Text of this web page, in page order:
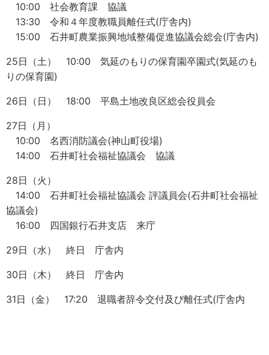
10:00 社会教育課 協議
13:30 令和４年度教職員離任式(庁舎内)
15:00 石井町農業振興地域整備促進協議会総会(庁舎内)
25日（土） 10:00 気延のもりの保育園卒園式(気延のも
りの保育園)
26日（日） 18:00 平島土地改良区総会役員会
27日（月）
10:00 名西消防議会(神山町役場)
14:00 石井町社会福祉協議会 協議
28日（火）
14:00 石井町社会福祉協議会 評議員会(石井町社会福祉
協議会)
16:00 四国銀行石井支店 来庁
29日（水） 終日 庁舎内
30日（木） 終日 庁舎内
31日（金） 17:20 退職者辞令交付及び離任式(庁舎内